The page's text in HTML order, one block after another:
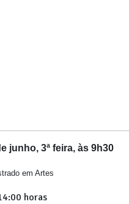
junho, 3ª feira, às 9h30
em Artes
horas